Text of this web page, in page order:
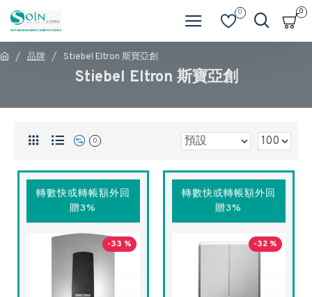
0 0
品牌 Stiebel Eltron 斯寶亞創
Stiebel Eltron 斯寶亞創
0
轉數快或轉帳額外回
贈3%
-33 %
轉數快或轉帳額外回
贈3%
-32 %